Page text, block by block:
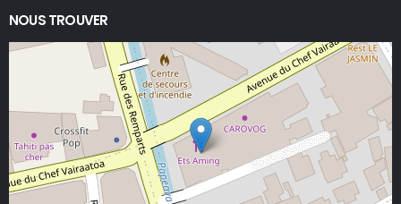
NOUS TROUVER